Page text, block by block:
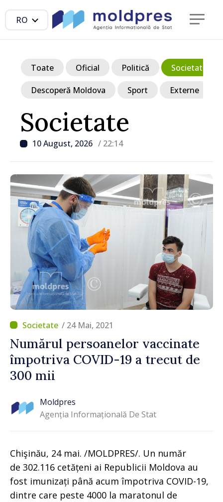
RO
Societate
10 August, 2026 / 22:14
Toate Oficial Politică Societate
Descoperă Moldova Sport Externe
/ 24 Mai, 2021
Numărul persoanelor vaccinate
împotriva COVID-19 a trecut de
300 mii
Moldpres
Agenția Informațională De Stat
Chişinău, 24 mai. /MOLDPRES/. Un număr
de 302.116 cetățeni ai Republicii Moldova au
fost imunizați până acum împotriva COVID-19,
dintre care peste 4000 la maratonul de